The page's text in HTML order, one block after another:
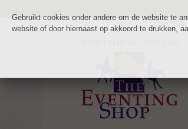
Gebruikt cookies onder andere om de website te
website of door hiernaast op akkoord te drukken,